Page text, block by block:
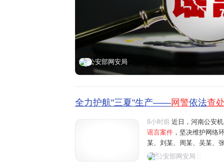
公安部网安局
全力护航"三夏"生产——网警依法查
8小时前 近日，河南公安
谣言案件 ，坚决维护网络
某、刘某、周某、吴某、
阳、商丘、周口、济源等
公安部网安局